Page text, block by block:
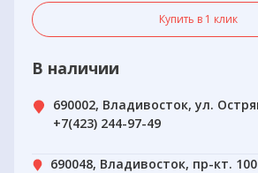
Купить в 1 клик
В наличии
690002, Владивосток, ул.
+7(423) 244-97-49
690048, Владивосток, пр-кт.